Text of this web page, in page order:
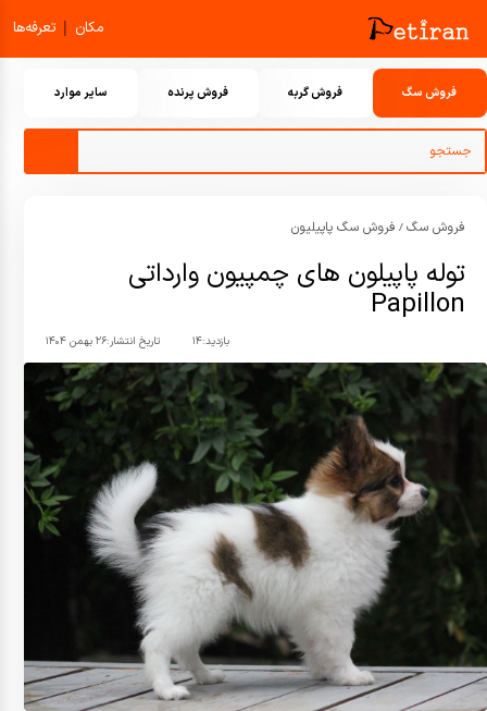
مکان | تعرفه‌ها
فروش سگ فروش گربه فروش پرنده سایر موارد
فروش سگ / فروش سگ پاپیلیون
توله پاپیلون های چمپیون وارداتی
Papillon
تاریخ انتشار:۲۶ بهمن ۱۴۰۴ بازدید:۱۴